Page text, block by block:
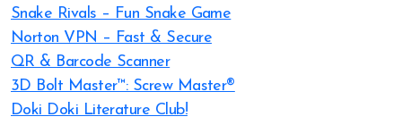
Snake Rivals – Fun Snake Game
Norton VPN – Fast & Secure
QR & Barcode Scanner
3D Bolt Master™: Screw Master®
Doki Doki Literature Club!